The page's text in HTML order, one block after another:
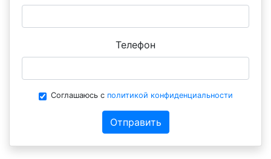
Телефон
Соглашаюсь с политикой конфиденциальности
Отправить